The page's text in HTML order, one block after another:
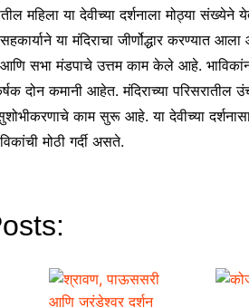
महिला या देवीच्या दर्शनाला मोठ्या
या मंदिराचा जीर्णोद्धार करण्यात
सभा मंडपाचे उत्तम काम केले आहे.
दोन कमानी आहेत. मंदिराच्या
काम सुरू आहे. या देवीच्या
मोठी गर्दी असते.